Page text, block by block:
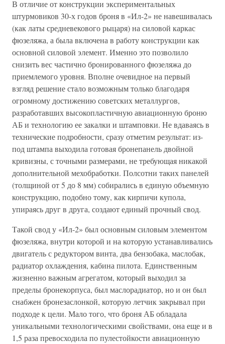
В отличие от конструкции экспериментальных
штурмовиков 30-х годов броня в «Ил-2» не навешивалась
(как латы средневекового рыцаря) на силовой каркас
фюзеляжа, а была включена в работу конструкции как
основной силовой элемент. Именно это позволило
снизить вес частично бронированного фюзеляжа до
приемлемого уровня. Вполне очевидное на первый
взгляд решение стало возможным только благодаря
огромному достижению советских металлургов,
разработавших высокопластичную авиационную броню
АБ и технологию ее закалки и штамповки. Не вдаваясь в
технические подробности, сразу отметим результат: из-
под штампа выходила готовая бронепанель двойной
кривизны, с точными размерами, не требующая никакой
дополнительной мехобработки. Полсотни таких панелей
(толщиной от 5 до 8 мм) собирались в единую объемную
конструкцию, подобно тому, как кирпичи купола,
упираясь друг в друга, создают единый прочный свод.
Такой свод у «Ил-2» был основным силовым элементом
фюзеляжа, внутри которой и на которую устанавливались
двигатель с редуктором винта, два бензобака, маслобак,
радиатор охлаждения, кабина пилота. Единственным
жизненно важным агрегатом, который выходил за
пределы бронекорпуса, был маслорадиатор, но и он был
снабжен бронезаслонкой, которую летчик закрывал при
подходе к цели. Мало того, что броня АБ обладала
уникальными технологическими свойствами, она еще и в
1,5 раза превосходила по пулестойкости авиационную